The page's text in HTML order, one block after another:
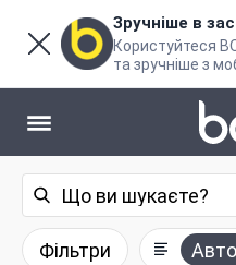
Зручніше в
Користуйтеся
та зручніше з
Фільтри